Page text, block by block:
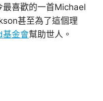
最喜歡的一首Michael
甚至為了這個理
金會幫助世人。